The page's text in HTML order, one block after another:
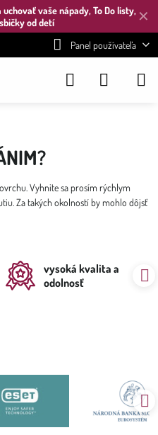
✕
vaše nápady, To Do listy,
od detí
Panel používateľa
Vyhnite sa prosím rýchlym
Za takých okolností by mohlo dôjsť
vysoká kvalita a
odolnosť